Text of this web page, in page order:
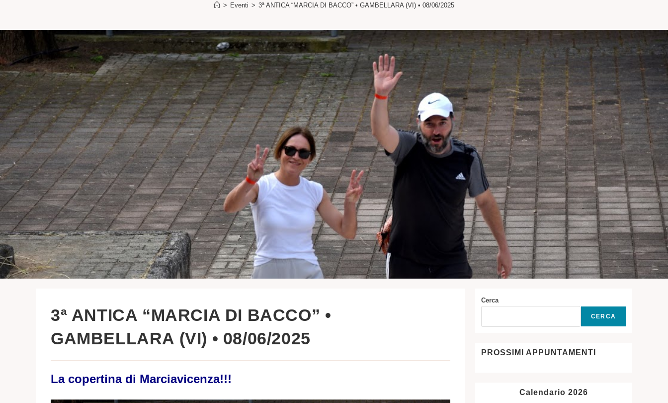
WEB
> Eventi > 3ª ANTICA “MARCIA DI BACCO” • GAMBELLARA (VI) • 08/06/2025
3ª ANTICA “MARCIA DI BACCO” •
GAMBELLARA (VI) • 08/06/2025
La copertina di Marciavicenza!!!
Cerca
CERCA
PROSSIMI APPUNTAMENTI
Calendario 2026